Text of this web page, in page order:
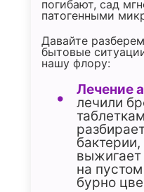
погибают, сад
патогенными
Давайте
бытовые
нашу флору:
Лечение
лечили
выжигает
на
бурно